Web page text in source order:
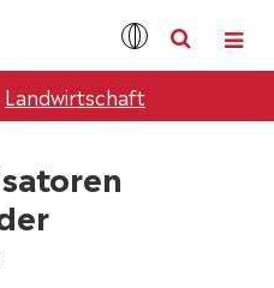
Landwirtschaft